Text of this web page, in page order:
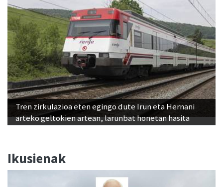
Tren zirkulazioa eten egingo dute Irun eta Hernani
arteko geltokien artean, larunbat honetan hasita
Ikusienak